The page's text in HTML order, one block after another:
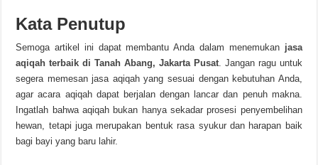
Kata Penutup
Semoga artikel ini dapat membantu Anda dalam menemukanjasa
aqiqah terbaik di Tanah Abang, Jakarta Pusat. Jangan ragu untuk
segera memesan jasa aqiqah yang sesuai dengan kebutuhan Anda,
agar acara aqiqah dapat berjalan dengan lancar dan penuh makna.
Ingatlah bahwa aqiqah bukan hanya sekadar prosesi penyembelihan
hewan, tetapi juga merupakan bentuk rasa syukur dan harapan baik
bagi bayi yang baru lahir.